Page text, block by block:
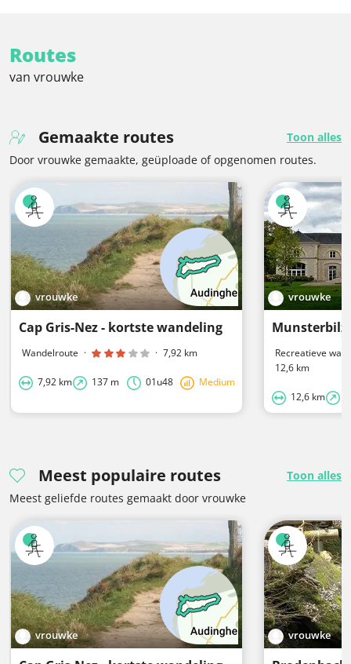
Routes
van vrouwke
Gemaakte routes
Toon alles
Door vrouwke gemaakte, geüploade of opgenomen routes.
vrouwke
Cap Gris-Nez - kortste wandeling
Wandelroute · · 7,92 km
7,92 km 137 m 01u48 Medium
vrouwke
Recreatieve
12,6 km
12,6 km
Meest populaire routes
Toon alles
Meest geliefde routes gemaakt door vrouwke
vrouwke vrouwke